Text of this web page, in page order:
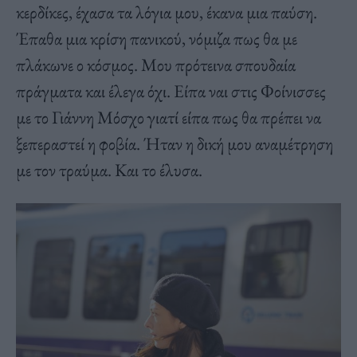
κερδίκες, έχασα τα λόγια μου, έκανα μια παύση.
Έπαθα μια κρίση πανικού, νόμιζα πως θα με
πλάκωνε ο κόσμος. Μου πρότεινα σπουδαία
πράγματα και έλεγα όχι. Είπα ναι στις Φοίνισσες
με το Γιάννη Μόσχο γιατί είπα πως θα πρέπει να
ξεπεραστεί η φοβία. Ήταν η δική μου αναμέτρηση
με τον τραύμα. Και το έλυσα.